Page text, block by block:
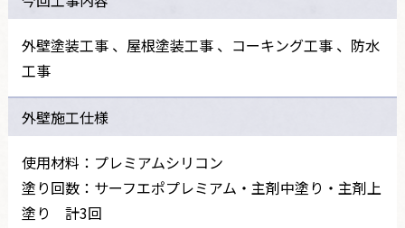
外壁塗装工事 、屋根塗装工事 、コーキング工事 、防水
工事
外壁施工仕様
使用材料：プレミアムシリコン
塗り回数：サーフエポプレミアム・主剤中塗り・主剤上
塗り 計3回